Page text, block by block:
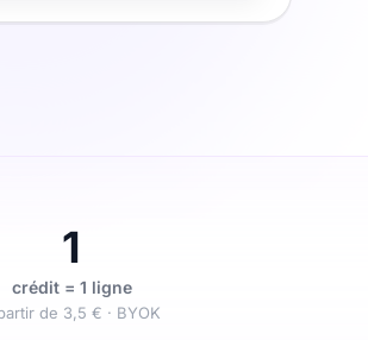
1
crédit = 1 ligne
de 3,5 € · BYOK